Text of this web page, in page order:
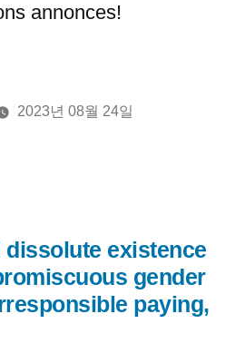
annonces!
2023년 08월 24일
dissolute existence
gender
paying,